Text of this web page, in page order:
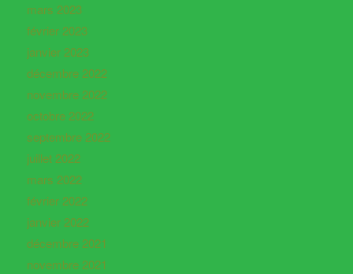
mars 2023
février 2023
janvier 2023
décembre 2022
novembre 2022
octobre 2022
septembre 2022
juillet 2022
mars 2022
février 2022
janvier 2022
décembre 2021
novembre 2021